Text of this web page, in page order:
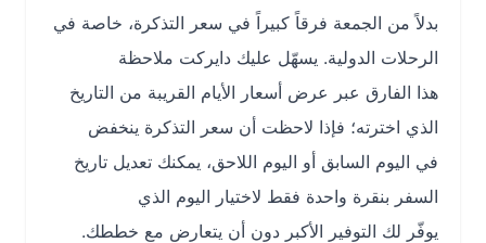
بدلاً من الجمعة فرقاً كبيراً في سعر التذكرة، خاصة في
الرحلات الدولية. يسهّل عليك دايركت ملاحظة
هذا الفارق عبر عرض أسعار الأيام القريبة من التاريخ
الذي اخترته؛ فإذا لاحظت أن سعر التذكرة ينخفض
في اليوم السابق أو اليوم اللاحق، يمكنك تعديل تاريخ
السفر بنقرة واحدة فقط لاختيار اليوم الذي
يوفّر لك التوفير الأكبر دون أن يتعارض مع خططك.